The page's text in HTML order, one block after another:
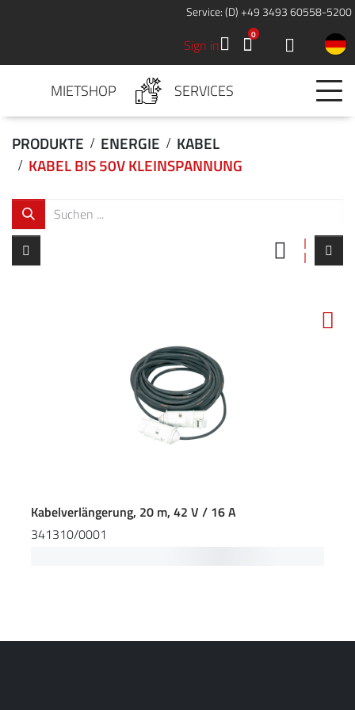
Service: (D) +49 3493 60558-5200
Sign in
0
MIETSHOP SERVICES
PRODUKTE ENERGIE
KABEL
KABEL BIS 50V KLEINSPANNUNG
Kabelverlängerung, 20 m, 42 V / 16 A
341310/0001